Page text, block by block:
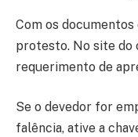
Com os
protesto. No site do
requerimento de
Se o devedor for
falência, ative a